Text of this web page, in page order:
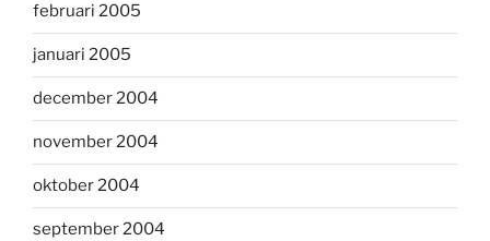
februari 2005
januari 2005
december 2004
november 2004
oktober 2004
september 2004